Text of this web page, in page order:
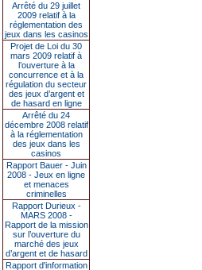
Arrêté du 29 juillet
2009 relatif à la
réglementation des
jeux dans les casinos
Projet de Loi du 30
mars 2009 relatif à
l’ouverture à la
concurrence et à la
régulation du secteur
des jeux d’argent et
de hasard en ligne
Arrêté du 24
décembre 2008 relatif
à la réglementation
des jeux dans les
casinos
Rapport Bauer - Juin
2008 - Jeux en ligne
et menaces
criminelles
Rapport Durieux -
MARS 2008 -
Rapport de la mission
sur l’ouverture du
marché des jeux
d’argent et de hasard
Rapport d'information